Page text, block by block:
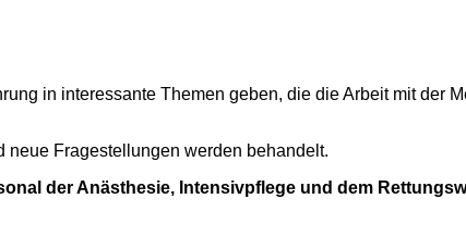
in interessante Themen geben, die die Arbeit mit der
Fragestellungen werden behandelt.
der Anästhesie, Intensivpflege und dem